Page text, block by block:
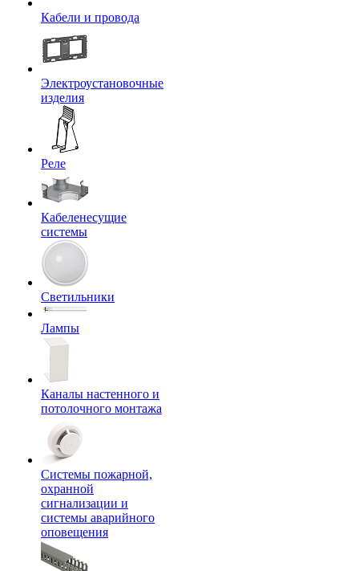
Кабели и провода
Электроустановочные
изделия
Реле
Кабеленесущие
системы
Светильники
Лампы
Каналы настенного и
потолочного монтажа
Системы пожарной,
охранной
сигнализации и
системы аварийного
оповещения